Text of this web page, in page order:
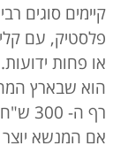
קיימים סוגים
פלסטיק, עם
או פחות
הוא שבארץ
אם המנשא יוצר